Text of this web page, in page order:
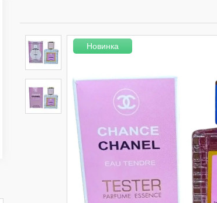
Новинка